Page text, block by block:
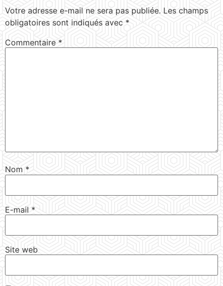
Votre adresse e-mail ne sera pas publiée. Les champs
obligatoires sont indiqués avec *
Commentaire *
Nom *
E-mail *
Site web